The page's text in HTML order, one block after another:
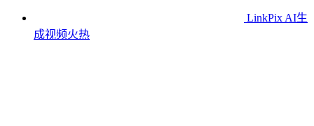
LinkPix AI生
成视频火热